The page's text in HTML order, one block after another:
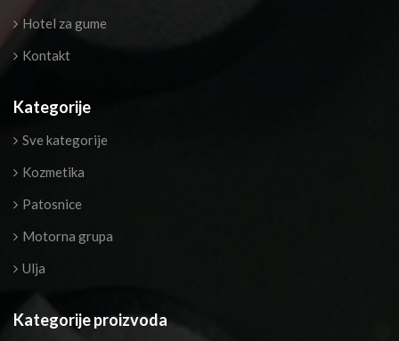
Hotel za gume
Kontakt
Kategorije
Sve kategorije
Kozmetika
Patosnice
Motorna grupa
Ulja
Kategorije proizvoda